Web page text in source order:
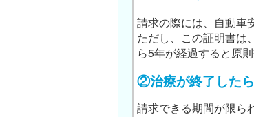
請求の際には、自動車
ただし、この証明書は
ら5年が経過すると原
②治療が終了した
請求できる期間が限ら